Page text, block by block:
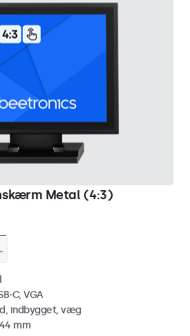
Metal (4:3)
C, VGA
indbygget, væg
mm